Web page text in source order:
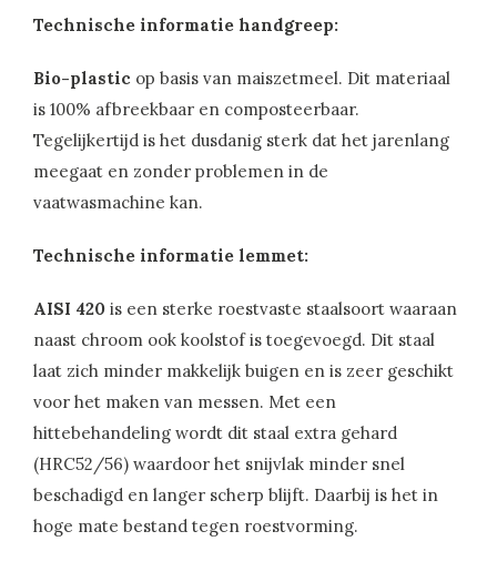
Technische informatie handgreep:
Bio-plastic op basis van maiszetmeel. Dit materiaal
is 100% afbreekbaar en composteerbaar.
Tegelijkertijd is het dusdanig sterk dat het jarenlang
meegaat en zonder problemen in de
vaatwasmachine kan.
Technische informatie lemmet:
AISI 420 is een sterke roestvaste staalsoort waaraan
naast chroom ook koolstof is toegevoegd. Dit staal
laat zich minder makkelijk buigen en is zeer geschikt
voor het maken van messen. Met een
hittebehandeling wordt dit staal extra gehard
(HRC52/56) waardoor het snijvlak minder snel
beschadigd en langer scherp blijft. Daarbij is het in
hoge mate bestand tegen roestvorming.